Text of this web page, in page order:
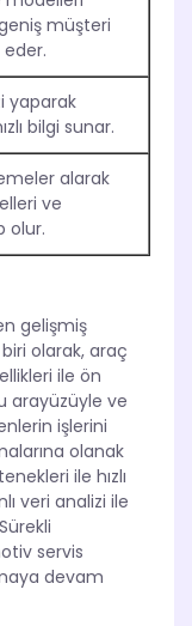
müşteri
yaparak
bilgi sunar.
alarak
ve
olur.
gelişmiş
olarak, araç
ile ön
arayüzüyle ve
işlerini
olanak
ile hızlı
veri analizi ile
servis
devam